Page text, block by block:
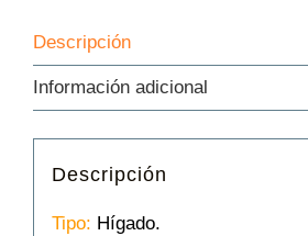
Descripción
Información adicional
Descripción
Tipo: Hígado.